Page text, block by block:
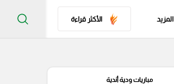
المزيد الأكثر قراءة
مباريات ودية أندية